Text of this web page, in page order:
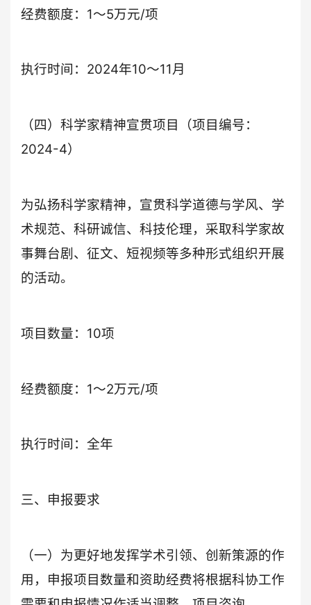
经费额度：1～5万元/项
执行时间：2024年10～11月
（四）科学家精神宣贯项目（项目编号：
2024-4）
为弘扬科学家精神，宣贯科学道德与学风、学
术规范、科研诚信、科技伦理，采取科学家故
事舞台剧、征文、短视频等多种形式组织开展
的活动。
项目数量：10项
经费额度：1～2万元/项
执行时间：全年
三、申报要求
（一）为更好地发挥学术引领、创新策源的作
用，申报项目数量和资助经费将根据科协工作